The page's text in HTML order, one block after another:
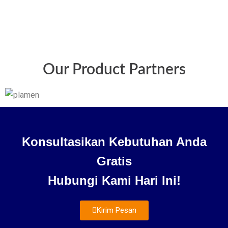
Our Product Partners
Konsultasikan Kebutuhan Anda
Gratis
Hubungi Kami Hari Ini!
Kirim Pesan